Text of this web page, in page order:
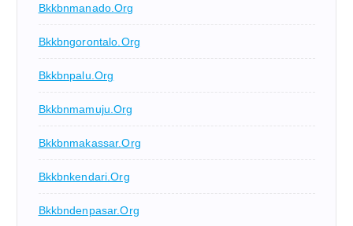
Bkkbnmanado.org
Bkkbngorontalo.org
Bkkbnpalu.org
Bkkbnmamuju.org
Bkkbnmakassar.org
Bkkbnkendari.org
Bkkbndenpasar.org